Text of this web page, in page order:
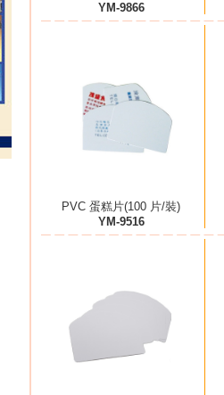
YM-9866
PVC 蛋糕片(100 片/裝)
YM-9516